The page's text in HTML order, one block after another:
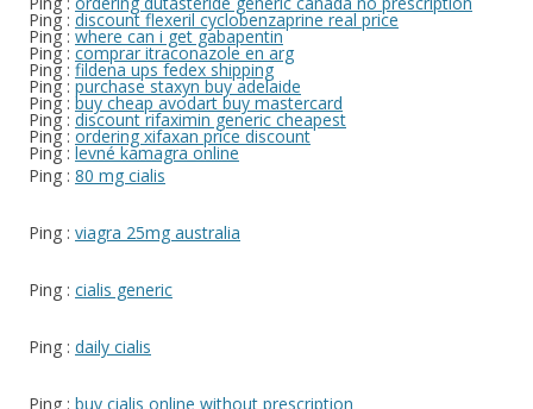
Ping : discount flexeril cyclobenzaprine real price
Ping : where can i get gabapentin
Ping : comprar itraconazole en arg
Ping : fildena ups fedex shipping
Ping : purchase staxyn buy adelaide
Ping : buy cheap avodart buy mastercard
Ping : discount rifaximin generic cheapest
Ping : ordering xifaxan price discount
Ping : levné kamagra online
Ping : 80 mg cialis
Ping : viagra 25mg australia
Ping : cialis generic
Ping : daily cialis
Ping : buy cialis online without prescription